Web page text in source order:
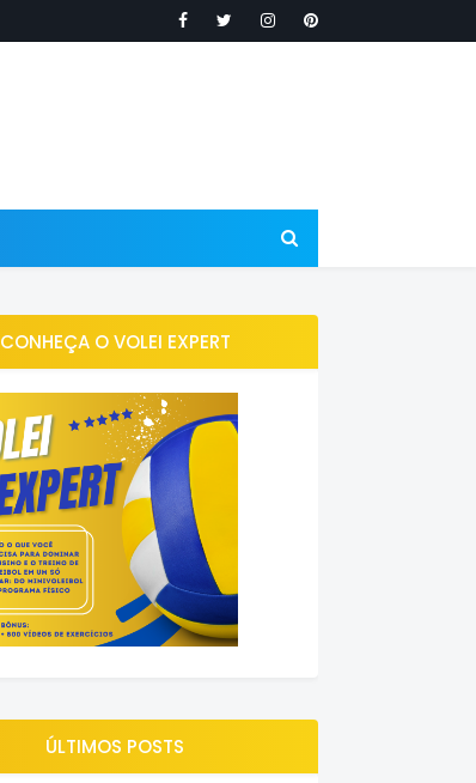
CONHEÇA O VOLEI EXPERT
ÚLTIMOS POSTS